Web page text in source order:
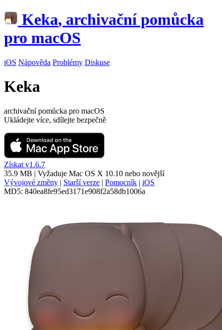
Keka, archivační pomůcka
pro macOS
iOS Nápověda Problémy Diskuse
Keka
archivační pomůcka pro macOS
Ukládejte více, sdílejte bezpečně
Získat v1.6.7
35.9 MB | Vyžaduje Mac OS X 10.10 nebo novější
Vývojové změny | Starší verze | Pomocník | iOS
MD5: 840ea8fe95ed3171e908f2a58db1006a